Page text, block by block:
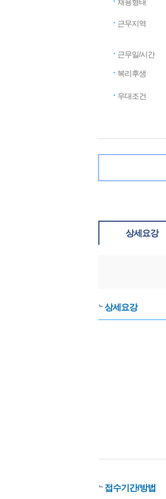
채용형태
근무지역
근무일/시간
복리후생
우대조건
상세요강
상세요강
접수기간/방법